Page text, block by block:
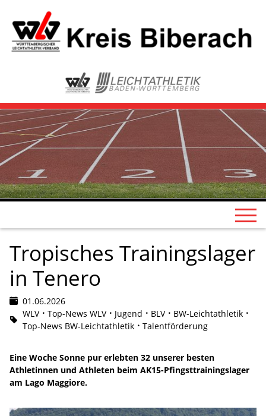
Tropisches Trainingslager
in Tenero
01.06.2026
WLV
Top-News WLV Jugend BLV
BW-Leichtathletik
Top-News BW-Leichtathletik
Talentförderung
Eine Woche Sonne pur erlebten 32 unserer besten
Athletinnen und Athleten beim AK15-Pfingsttrainingslager
am Lago Maggiore.